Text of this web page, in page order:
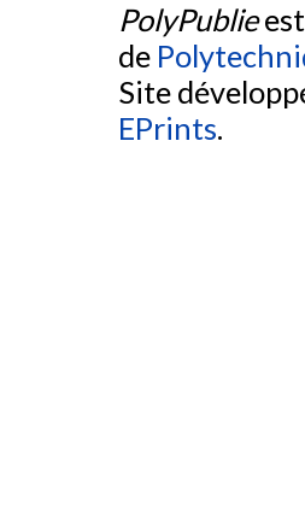
PolyPublie
de
Site
EPrints.